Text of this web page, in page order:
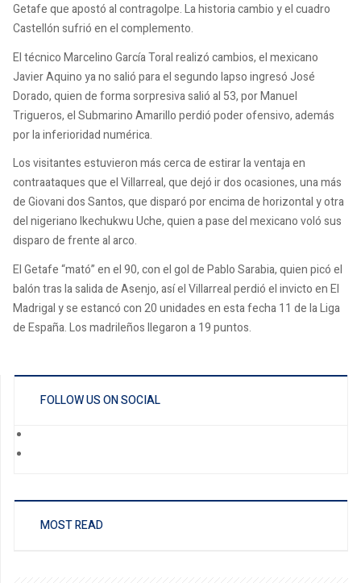
Getafe que apostó al contragolpe. La historia cambio y el cuadro
Castellón sufrió en el complemento.
El técnico Marcelino García Toral realizó cambios, el mexicano
Javier Aquino ya no salió para el segundo lapso ingresó José
Dorado, quien de forma sorpresiva salió al 53, por Manuel
Trigueros, el Submarino Amarillo perdió poder ofensivo, además
por la inferioridad numérica.
Los visitantes estuvieron más cerca de estirar la ventaja en
contraataques que el Villarreal, que dejó ir dos ocasiones, una más
de Giovani dos Santos, que disparó por encima de horizontal y otra
del nigeriano Ikechukwu Uche, quien a pase del mexicano voló sus
disparo de frente al arco.
El Getafe “mató” en el 90, con el gol de Pablo Sarabia, quien picó el
balón tras la salida de Asenjo, así el Villarreal perdió el invicto en El
Madrigal y se estancó con 20 unidades en esta fecha 11 de la Liga
de España. Los madrileños llegaron a 19 puntos.
FOLLOW US ON SOCIAL
MOST READ